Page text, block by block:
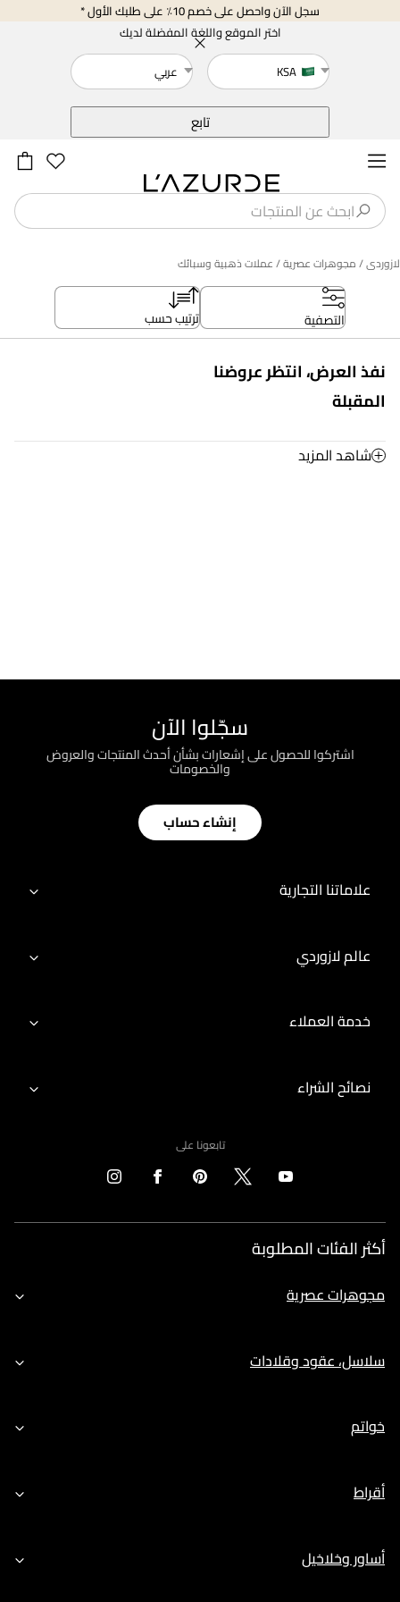
سجل الآن واحصل على خصم 10٪ على طلبك الأول *
اختر الموقع واللغة المفضلة لديك
KSA
عربي
تابع
لازوردى/ مجوهرات عصرية/ عملات ذهبية وسبائك
التصفية ترتيب حسب
نفذ العرض، انتظر عروضنا
المقبلة
شاهد المزيد
سجّلوا الآن
اشتركوا للحصول على إشعارات بشأن أحدث المنتجات والعروض
والخصومات
إنشاء حساب
علاماتنا التجارية
عالم لازوردي
خدمة العملاء
نصائح الشراء
تابعونا على
أكثر الفئات المطلوبة
مجوهرات عصرية
سلاسل، عقود وقلادات
خواتم
أقراط
أساور وخلاخيل